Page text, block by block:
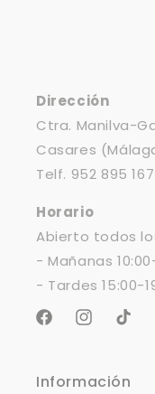
Dirección
Ctra. Manilva-
Casares
Telf. 952 895 167
Horario
Abierto todos
- Mañanas
- Tardes 15:00-
FacebookInstagram
TikTok
Información